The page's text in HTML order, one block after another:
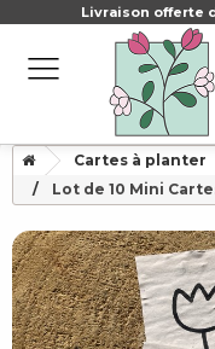
Livraison offerte
Cartes à planter
Lot de 10 Mini